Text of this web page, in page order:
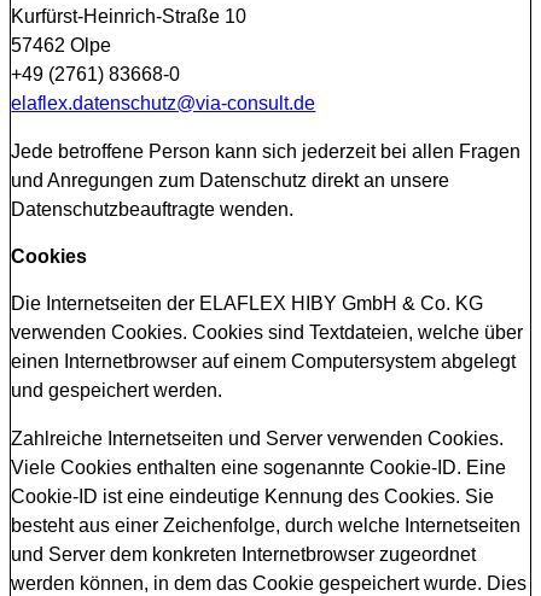
Kurfürst-Heinrich-Straße 10
57462 Olpe
+49 (2761) 83668-0
elaflex.datenschutz@via-consult.de
Jede betroffene Person kann sich jederzeit bei allen Fragen
und Anregungen zum Datenschutz direkt an unsere
Datenschutzbeauftragte wenden.
Cookies
Die Internetseiten der ELAFLEX HIBY GmbH & Co. KG
verwenden Cookies. Cookies sind Textdateien, welche über
einen Internetbrowser auf einem Computersystem abgelegt
und gespeichert werden.
Zahlreiche Internetseiten und Server verwenden Cookies.
Viele Cookies enthalten eine sogenannte Cookie-ID. Eine
Cookie-ID ist eine eindeutige Kennung des Cookies. Sie
besteht aus einer Zeichenfolge, durch welche Internetseiten
und Server dem konkreten Internetbrowser zugeordnet
werden können, in dem das Cookie gespeichert wurde. Dies